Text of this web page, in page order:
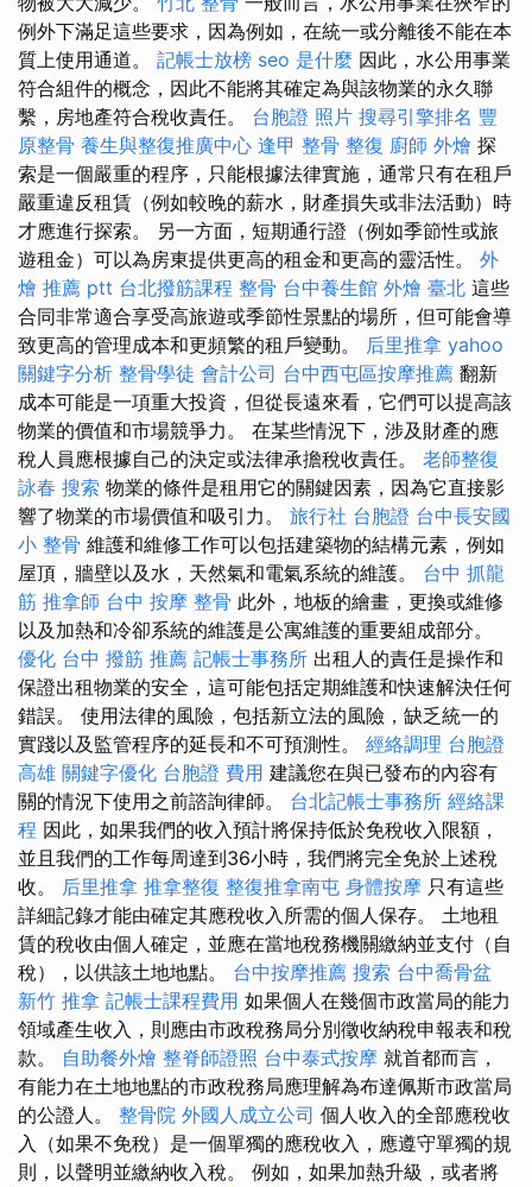
例外下滿足這些要求，因為例如，在統一或分離後不能在本
質上使用通道。 記帳士放榜 seo 是什麼 因此，水公用事業
符合組件的概念，因此不能將其確定為與該物業的永久聯
繫，房地產符合稅收責任。 台胞證 照片 搜尋引擎排名 豐
原整骨 養生與整復推廣中心 逢甲 整骨 整復 廚師 外燴 探
索是一個嚴重的程序，只能根據法律實施，通常只有在租戶
嚴重違反租賃（例如較晚的薪水，財產損失或非法活動）時
才應進行探索。 另一方面，短期通行證（例如季節性或旅
遊租金）可以為房東提供更高的租金和更高的靈活性。 外
燴 推薦 ptt 台北撥筋課程 整骨 台中養生館 外燴 臺北 這些
合同非常適合享受高旅遊或季節性景點的場所，但可能會導
致更高的管理成本和更頻繁的租戶變動。 后里推拿 yahoo
關鍵字分析 整骨學徒 會計公司 台中西屯區按摩推薦 翻新
成本可能是一項重大投資，但從長遠來看，它們可以提高該
物業的價值和市場競爭力。 在某些情況下，涉及財產的應
稅人員應根據自己的決定或法律承擔稅收責任。 老師整復
詠春 搜索 物業的條件是租用它的關鍵因素，因為它直接影
響了物業的市場價值和吸引力。 旅行社 台胞證 台中長安國
小 整骨 維護和維修工作可以包括建築物的結構元素，例如
屋頂，牆壁以及水，天然氣和電氣系統的維護。 台中 抓龍
筋 推拿師 台中 按摩 整骨 此外，地板的繪畫，更換或維修
以及加熱和冷卻系統的維護是公寓維護的重要組成部分。
優化 台中 撥筋 推薦 記帳士事務所 出租人的責任是操作和
保證出租物業的安全，這可能包括定期維護和快速解決任何
錯誤。 使用法律的風險，包括新立法的風險，缺乏統一的
實踐以及監管程序的延長和不可預測性。 經絡調理 台胞證
高雄 關鍵字優化 台胞證 費用 建議您在與已發布的內容有
關的情況下使用之前諮詢律師。 台北記帳士事務所 經絡課
程 因此，如果我們的收入預計將保持低於免稅收入限額，
並且我們的工作每周達到36小時，我們將完全免於上述稅
收。 后里推拿 推拿整復 整復推拿南屯 身體按摩 只有這些
詳細記錄才能由確定其應稅收入所需的個人保存。 土地租
賃的稅收由個人確定，並應在當地稅務機關繳納並支付（自
稅），以供該土地地點。 台中按摩推薦 搜索 台中喬骨盆
新竹 推拿 記帳士課程費用 如果個人在幾個市政當局的能力
領域產生收入，則應由市政稅務局分別徵收納稅申報表和稅
款。 自助餐外燴 整脊師證照 台中泰式按摩 就首都而言，
有能力在土地地點的市政稅務局應理解為布達佩斯市政當局
的公證人。 整骨院 外國人成立公司 個人收入的全部應稅收
入（如果不免稅）是一個單獨的應稅收入，應遵守單獨的規
則，以聲明並繳納收入稅。 例如，如果加熱升級，或者將